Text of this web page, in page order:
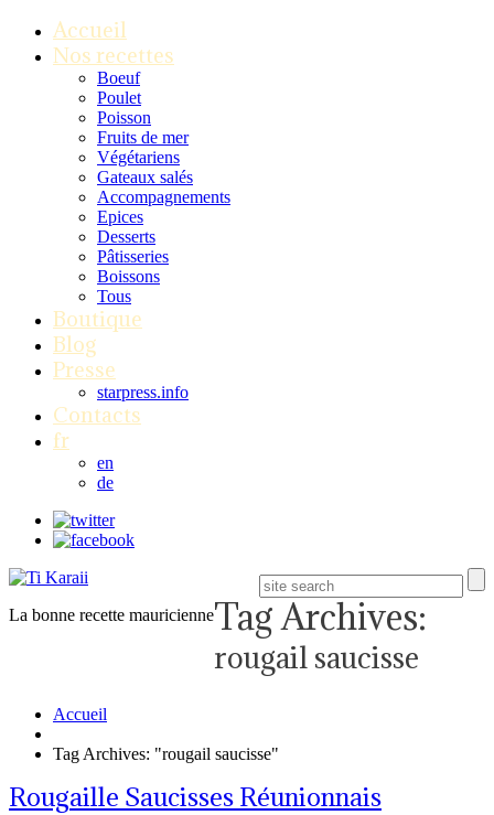
Accueil
Nos recettes
Boeuf
Poulet
Poisson
Fruits de mer
Végétariens
Gateaux salés
Accompagnements
Epices
Desserts
Pâtisseries
Boissons
Tous
Boutique
Blog
Presse
starpress.info
Contacts
fr
en
de
La bonne recette mauricienneTag Archives:
rougail saucisse
Accueil
Tag Archives: "rougail saucisse"
Rougaille Saucisses Réunionnais